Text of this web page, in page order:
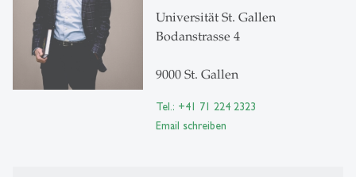
Universität St. Gallen
Bodanstrasse 4
9000 St. Gallen
Tel.: +41 71 224 2323
Email schreiben